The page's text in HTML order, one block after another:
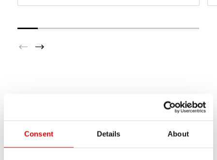
Consent Details About
PRODUCTION DE